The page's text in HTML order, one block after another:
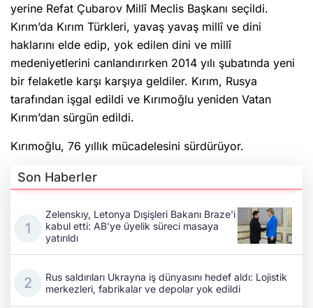
yerine Refat Çubarov Millî Meclis Başkanı seçildi.
Kırım’da Kırım Türkleri, yavaş yavaş millî ve dini
haklarını elde edip, yok edilen dini ve millî
medeniyetlerini canlandırırken 2014 yılı şubatında yeni
bir felaketle karşı karşıya geldiler. Kırım, Rusya
tarafından işgal edildi ve Kırımoğlu yeniden Vatan
Kırım’dan sürgün edildi.
Kırımoğlu, 76 yıllık mücadelesini sürdürüyor.
Son Haberler
Zelenskıy, Letonya Dışişleri Bakanı Braze'i
kabul etti: AB'ye üyelik süreci masaya
yatırıldı
Rus saldırıları Ukrayna iş dünyasını hedef aldı: Lojistik
merkezleri, fabrikalar ve depolar yok edildi